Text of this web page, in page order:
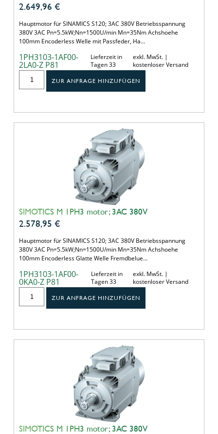
2.649,96 €
Hauptmotor für SINAMICS S120; 3AC 380V Betriebsspannung
380V 3AC Pn=5.5kW;Nn=1500U/min Mn=35Nm Achshoehe
100mm Encoderless Welle mit Passfeder, Ha…
1PH3103-1AF00-
2LA0-Z P81
Lieferzeit in
Tagen 33
exkl. MwSt. |
kostenloser Versand
ZUR ANFRAGE HINZUFÜGEN
SIMOTICS M 1PH3 motor; 3AC 380V
2.578,95 €
Hauptmotor für SINAMICS S120; 3AC 380V Betriebsspannung
380V 3AC Pn=5.5kW;Nn=1500U/min Mn=35Nm Achshoehe
100mm Encoderless Glatte Welle Fremdbelue…
1PH3103-1AF00-
0KA0-Z P81
Lieferzeit in
Tagen 33
exkl. MwSt. |
kostenloser Versand
ZUR ANFRAGE HINZUFÜGEN
SIMOTICS M 1PH3 motor; 3AC 380V